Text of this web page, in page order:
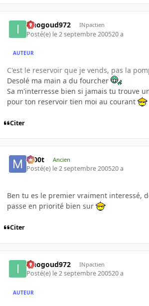
iznogoud972 INpactien
Posté(e) le 2 septembre 200520 a
AUTEUR
C'est le reservoir que je vends, pas la
Desolé ma main a du fourcher
Sa m'interresse bien si jamais tu trouve
pour ton reservoir tien moi au courant
Citer
m00t Ancien
Posté(e) le 2 septembre 200520 a
Ben tu es le premier vraiment interessé,
passe en priorité bien sur
Citer
iznogoud972 INpactien
Posté(e) le 2 septembre 200520 a
AUTEUR